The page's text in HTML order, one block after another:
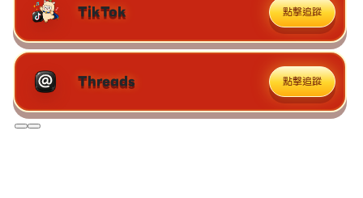
TikTok 點擊追蹤
Threads 點擊追蹤